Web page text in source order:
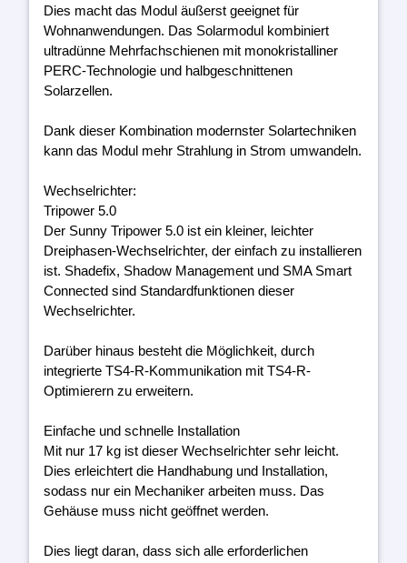
Dies macht das Modul äußerst geeignet für
Wohnanwendungen. Das Solarmodul kombiniert
ultradünne Mehrfachschienen mit monokristalliner
PERC-Technologie und halbgeschnittenen
Solarzellen.
Dank dieser Kombination modernster Solartechniken
kann das Modul mehr Strahlung in Strom umwandeln.
Wechselrichter:
Tripower 5.0
Der Sunny Tripower 5.0 ist ein kleiner, leichter
Dreiphasen-Wechselrichter, der einfach zu installieren
ist. Shadefix, Shadow Management und SMA Smart
Connected sind Standardfunktionen dieser
Wechselrichter.
Darüber hinaus besteht die Möglichkeit, durch
integrierte TS4-R-Kommunikation mit TS4-R-
Optimierern zu erweitern.
Einfache und schnelle Installation
Mit nur 17 kg ist dieser Wechselrichter sehr leicht.
Dies erleichtert die Handhabung und Installation,
sodass nur ein Mechaniker arbeiten muss. Das
Gehäuse muss nicht geöffnet werden.
Dies liegt daran, dass sich alle erforderlichen